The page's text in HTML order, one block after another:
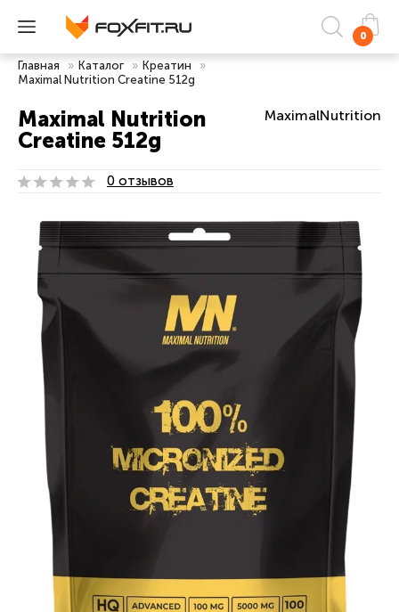
0
Главная » Каталог » Креатин
»
Maximal Nutrition Creatine 512g
Maximal Nutrition
Creatine 512g
MaximalNutrition
0 отзывов